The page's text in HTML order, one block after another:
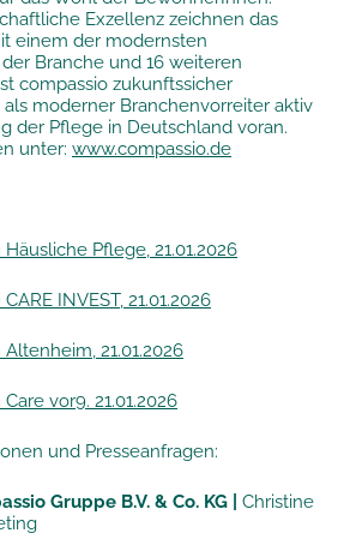
Exzellenz zeichnen das
einem der modernsten
Branche und 16 weiteren
compassio zukunftssicher
moderner Branchenvorreiter aktiv
der Pflege in Deutschland voran.
unter: www.compassio.de
Pflege, 21.01.2026
INVEST, 21.01.2026
21.01.2026
vor9. 21.01.2026
und Presseanfragen:
Gruppe B.V. & Co. KG | Christine